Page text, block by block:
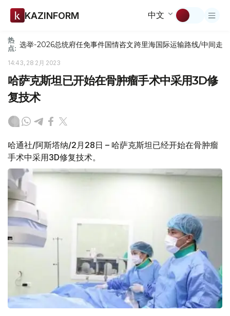
KAZINFORM 中文
热
点: 选举-2026总统府任免事件国情咨文跨里海国际运输路线/中间走廊
14:43, 28 2月 2023
哈萨克斯坦已开始在骨肿瘤手术中采用3D修
复技术
哈通社/阿斯塔纳/2月28日 – 哈萨克斯坦已经开始在骨肿瘤
手术中采用3D修复技术。